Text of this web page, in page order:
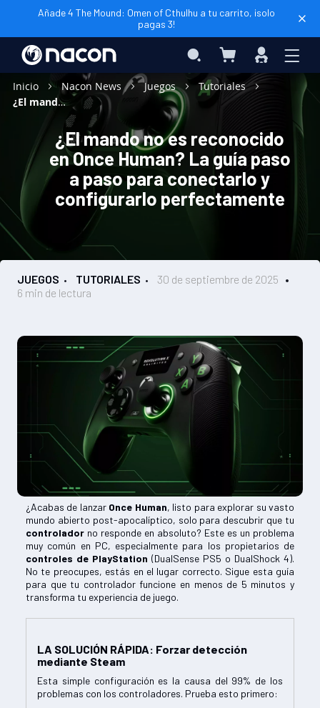
Añade 4 The Mound: Omen of Cthulhu a tu carrito, ¡solo
pagas 3!
Search Mi cesta Iniciar
sesión
Inicio
Nacon News Juegos
Tutoriales
¿El mando no es reconocido en Once Human? La guía paso a paso para conectarlo y configurarlo perfectamente
¿El mando no es reconocido
en Once Human? La guía paso
a paso para conectarlo y
configurarlo perfectamente
JUEGOS TUTORIALES
30 de septiembre de 2025
6 min de lectura
¿Acabas de lanzar Once Human, listo para explorar su vasto
mundo abierto post-apocalíptico, solo para descubrir que tu
controlador no responde en absoluto? Este es un problema
muy común en PC, especialmente para los propietarios de
controles de PlayStation (DualSense PS5 o DualShock 4).
No te preocupes, estás en el lugar correcto. Sigue esta guía
para que tu controlador funcione en menos de 5 minutos y
transforma tu experiencia de juego.
LA SOLUCIÓN RÁPIDA: Forzar detección
mediante Steam
Esta simple configuración es la causa del 99% de los
problemas con los controladores. Prueba esto primero: